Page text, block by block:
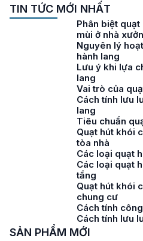
TIN TỨC MỚI NHẤT
Phân biệt quạt
mùi ở nhà
Nguyên lý
hành lang
Lưu ý khi lựa
lang
Vai trò của
Cách tính lưu
lang
Tiêu chuẩn
Quạt hút khói
tòa nhà
Các loại quạt
Các loại quạt
tầng
Quạt hút khói
chung cư
Cách tính
Cách tính lưu
SẢN PHẨM MỚI